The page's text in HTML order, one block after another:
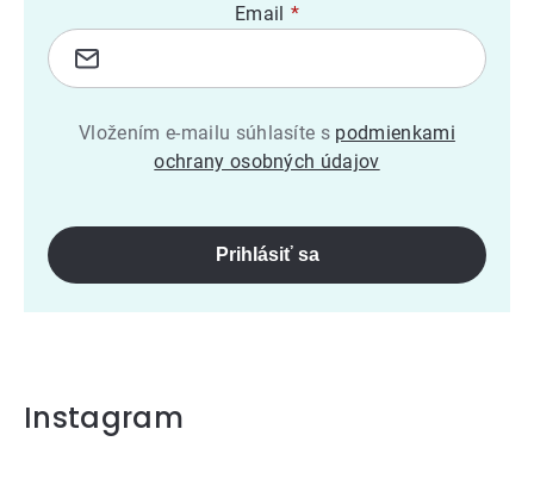
Email
Vložením e-mailu súhlasíte s podmienkami
ochrany osobných údajov
Prihlásiť sa
Instagram